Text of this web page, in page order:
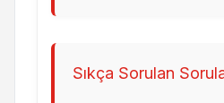
Sıkça Sorulan